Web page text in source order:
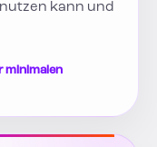
kann und
minimalen